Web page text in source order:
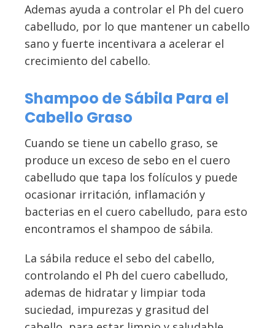
Ademas ayuda a controlar el Ph del cuero
cabelludo, por lo que mantener un cabello
sano y fuerte incentivara a acelerar el
crecimiento del cabello.
Shampoo de Sábila Para el
Cabello Graso
Cuando se tiene un cabello graso, se
produce un exceso de sebo en el cuero
cabelludo que tapa los folículos y puede
ocasionar irritación, inflamación y
bacterias en el cuero cabelludo, para esto
encontramos el shampoo de sábila.
La sábila reduce el sebo del cabello,
controlando el Ph del cuero cabelludo,
ademas de hidratar y limpiar toda
suciedad, impurezas y grasitud del